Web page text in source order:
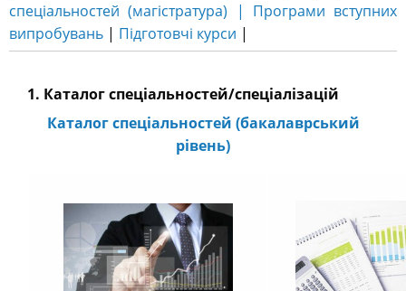
спеціальностей (магістратура)
| Програми вступних
випробувань | Підготовчі курси |
1. Каталог спеціальностей/спеціалізацій
Каталог спеціальностей (бакалаврський
рівень)